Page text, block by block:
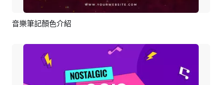
音樂筆記顏色介紹